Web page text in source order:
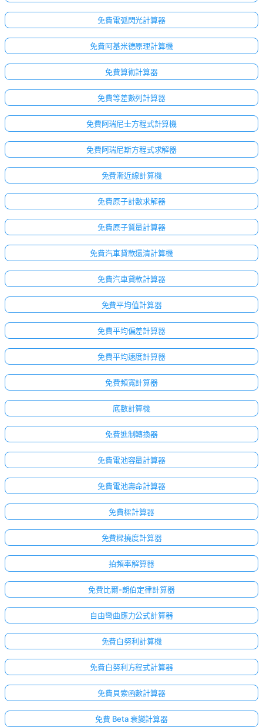
免費電弧閃光計算器
免費阿基米德原理計算機
免費算術計算器
免費等差數列計算器
免費阿瑞尼士方程式計算機
免費阿瑞尼斯方程式求解器
免費漸近線計算機
免費原子計數求解器
免費原子質量計算器
免費汽車貸款還清計算機
免費汽車貸款計算器
免費平均值計算器
免費平均偏差計算器
免費平均速度計算器
免費頻寬計算器
底數計算機
免費進制轉換器
免費電池容量計算器
免費電池壽命計算器
免費樑計算器
免費樑撓度計算器
拍頻率解算器
免費比爾-朗伯定律計算器
自由彎曲應力公式計算器
免費白努利計算機
免費白努利方程式計算器
免費貝索函數計算器
免費 Beta 衰變計算器